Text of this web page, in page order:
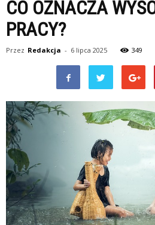
CO OZNACZA
PRACY?
Przez Redakcja - 6 lipca 2025 349